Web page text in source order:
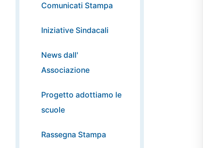
Comunicati Stampa
Iniziative Sindacali
News dall'
Associazione
Progetto adottiamo le
scuole
Rassegna Stampa